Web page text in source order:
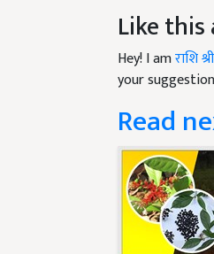
Like
Hey! I amराशि
your
Read